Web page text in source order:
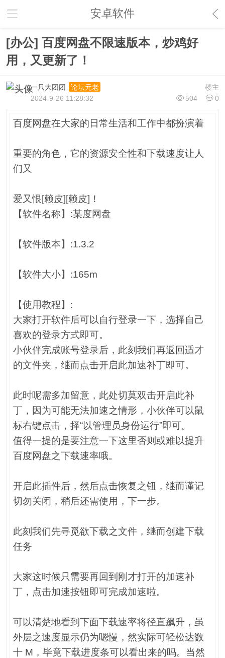
安卓软件
[办公] 百度网盘不限速版本，炒鸡好
用，又更新了！
楼主
一只大团团
论坛元老
504
0
2024-9-26 11:28:32
百度网盘在大家的日常生活和工作中都扮演着
重要的角色，它的资源安全性和下载速度让人
们又
爱又恨[赖皮][赖皮]！
【软件名称】:某度网盘
【软件版本】:1.3.2
【软件大小】:165m
【使用教程】:
大家打开软件后可以自行登录一下，选择自己
喜欢的登录方式即可。
小伙伴完成账号登录后，此刻我们再返回适才
的文件夹，继而点击开启此加速补丁即可。
此时呢需多加留意，此处切莫双击开启此补
丁，因为可能无法加速之情形，小伙伴可以鼠
标右键点击，择“以管理员身份运行”即可。
值得一提的是要注意一下这里否则或难以提升
百度网盘之下载速率哦。
开启此插件后，然后点击恢复之钮，继而谨记
切勿关闭，稍后还需使用，下一步。
此刻我们先寻觅欲下载之文件，继而创建下载
任务
大家这时候只需要再回到刚才打开的加速补
丁，点击加速按钮即可完成加速啦。
可以清楚地看到下面下载速率将径直飙升，虽
外层之速度显示仍为嗯慢，然实际可轻松达数
十 M，毕竟下载进度条可以看出来的吗。当然